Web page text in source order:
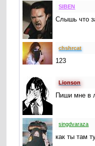
SIBEN
Слышь что
chshrcat
123
Lionson
Пиши мне в
singdvaraza
как ты там